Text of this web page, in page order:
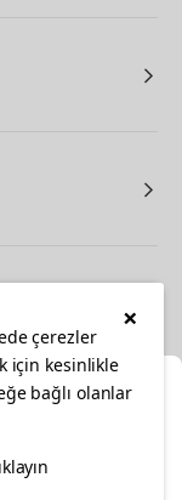
×
çerezler
için kesinlikle
bağlı olanlar